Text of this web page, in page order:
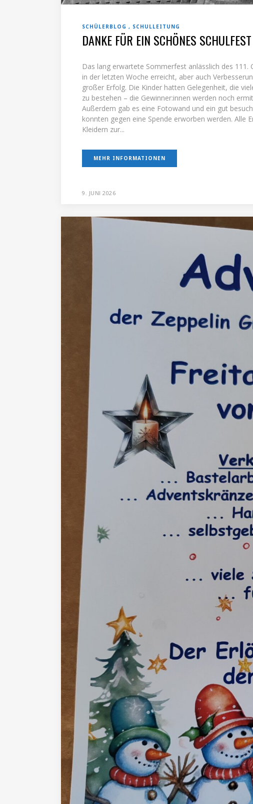
SCHÜLERBLOG SCHULLEITUNG
DANKE FÜR EIN SCHÖNES SCHULFEST
Das lang erwartete Sommerfest anlässlich des 111.
in der letzten Woche erreicht, aber auch
großer Erfolg. Die Kinder hatten Gelegenheit, die
zu bestehen – die Gewinner:innen werden noch
Außerdem gab es eine Fotowand und ein gut
konnten gegen eine Spende erworben werden. Alle
Kleidern zur...
MEHR INFORMATIONEN
9. JUNI 2026